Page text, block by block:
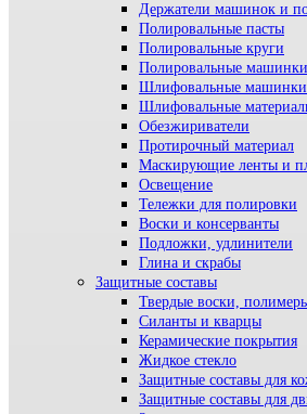
Держатели машинок и
Полировальные пасты
Полировальные круги
Полировальные машинки
Шлифовальные машинки
Шлифовальные
Обезжириватели
Протирочный материал
Маскирующие ленты и
Освещение
Тележки для полировки
Воски и консерванты
Подложки, удлинители
Глина и скрабы
Защитные составы
Твердые воски,
Силанты и кварцы
Керамические покрытия
Жидкое стекло
Защитные составы для
Защитные составы для